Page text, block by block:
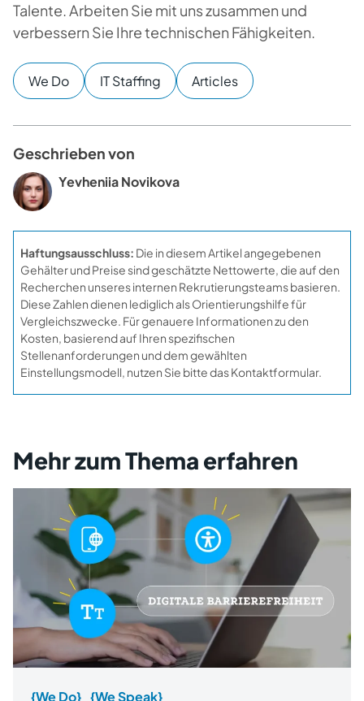
Talente. Arbeiten Sie mit uns zusammen und
verbessern Sie Ihre technischen Fähigkeiten.
We Do IT Staffing Articles
Geschrieben von
Yevheniia Novikova
Haftungsausschluss: Die in diesem Artikel angegebenen
Gehälter und Preise sind geschätzte Nettowerte, die auf den
Recherchen unseres internen Rekrutierungsteams basieren.
Diese Zahlen dienen lediglich als Orientierungshilfe für
Vergleichszwecke. Für genauere Informationen zu den
Kosten, basierend auf Ihren spezifischen
Stellenanforderungen und dem gewählten
Einstellungsmodell, nutzen Sie bitte das Kontaktformular.
Mehr zum Thema erfahren
{We Do} {We Speak}